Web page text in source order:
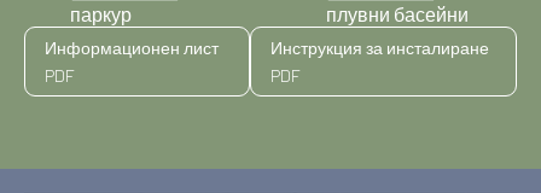
паркур плувни басейни
Информационен лист
PDF
Инструкция за инсталиране
PDF